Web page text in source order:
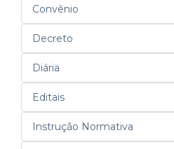
Convênio
Decreto
Diária
Editais
Instrução Normativa